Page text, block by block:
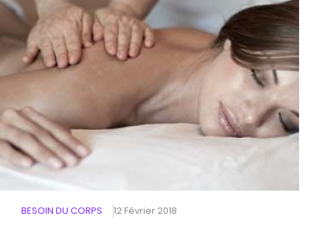
12 Février 2018
BESOIN DU CORPS